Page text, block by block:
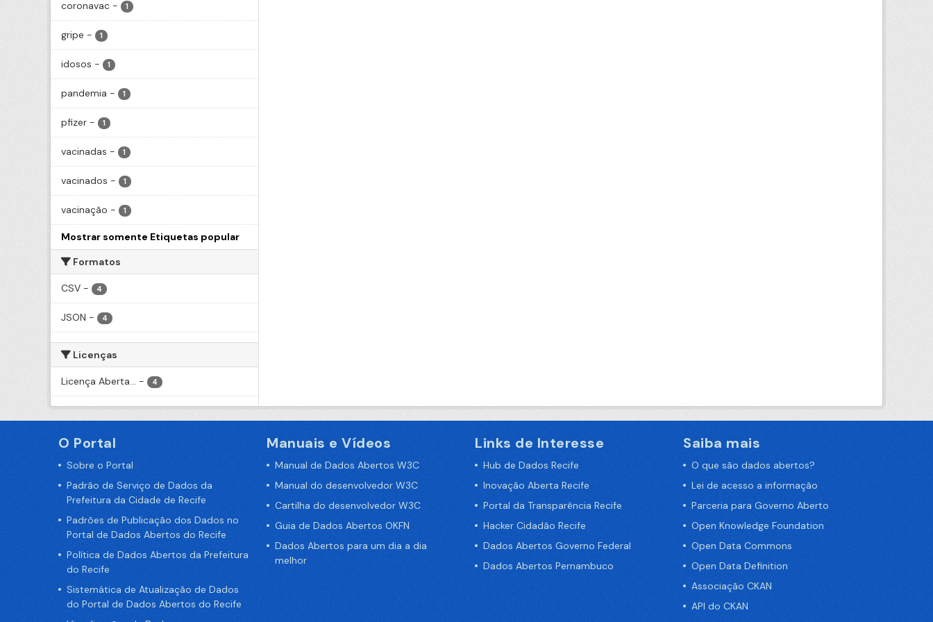
coronavac - 1
gripe - 1
idosos - 1
pandemia - 1
pfizer - 1
vacinadas - 1
vacinados - 1
vacinação - 1
Mostrar somente Etiquetas popular
Formatos
CSV - 4
JSON - 4
Licenças
Licença Aberta... - 4
O Portal
Sobre o Portal
Padrão de Serviço de Dados da
Prefeitura da Cidade de Recife
Padrões de Publicação dos Dados no
Portal de Dados Abertos do Recife
Política de Dados Abertos da Prefeitura
do Recife
Sistemática de Atualização de Dados
do Portal de Dados Abertos do Recife
Manuais e Vídeos
Manual de Dados Abertos W3C
Manual do desenvolvedor W3C
Cartilha do desenvolvedor W3C
Guia de Dados Abertos OKFN
Dados Abertos para um dia a dia
melhor
Links de Interesse
Hub de Dados Recife
Inovação Aberta Recife
Portal da Transparência Recife
Hacker Cidadão Recife
Dados Abertos Governo Federal
Dados Abertos Pernambuco
Saiba mais
O que são dados abertos?
Lei de acesso a informação
Parceria para Governo Aberto
Open Knowledge Foundation
Open Data Commons
Open Data Definition
Associação CKAN
API do CKAN